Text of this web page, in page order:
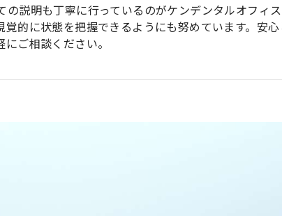
説明も丁寧に行っているのがケンデンタルオフィ
的に状態を把握できるようにも努めています。安
ご相談ください。